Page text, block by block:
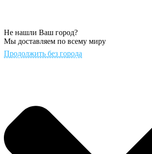
Не нашли Ваш город?
Мы доставляем по всему миру
Продолжить без города